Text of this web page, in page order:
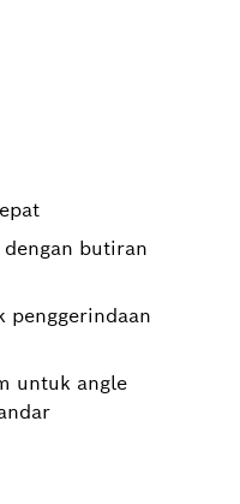
butiran
penggerindaan
untuk angle